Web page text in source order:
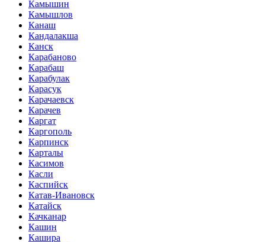
Камышин
Камышлов
Канаш
Кандалакша
Канск
Карабаново
Карабаш
Карабулак
Карасук
Карачаевск
Карачев
Каргат
Каргополь
Карпинск
Карталы
Касимов
Касли
Каспийск
Катав-Ивановск
Катайск
Качканар
Кашин
Кашира